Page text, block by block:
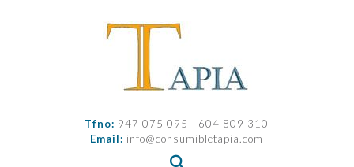
Tfno: 947 075 095 - 604 809 310
Email: info@consumibletapia.com